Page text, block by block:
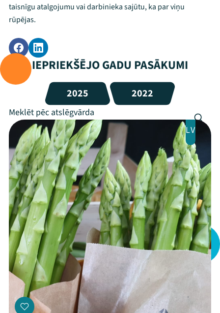
Mana programma
Festivāls
Programma
Arhīvs
Viņi bija LAMPĀ 2026
Jaunumi
Veikals
taisnīgu atalgojumu vai darbinieka sajūtu, ka par viņu
rūpējas.
IEPRIEKŠĒJO GADU PASĀKUMI
2025 2022
LV